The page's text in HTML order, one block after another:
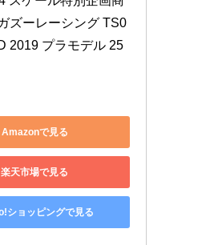
ズーレーシング TS0
2019 プラモデル 25
Amazonで見る
楽天市場で見る
ショッピングで見る